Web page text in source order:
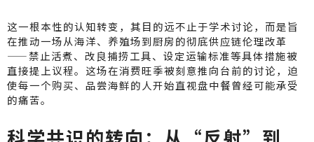
这一根本性的认知转变，其目的远不止于学术讨论，而是旨
在推动一场从海洋、养殖场到厨房的彻底供应链伦理改革
——禁止活煮、改良捕捞工具、设定运输标准等具体措施被
直接提上议程。这场在消费旺季被刻意推向台前的讨论，迫
使每一个购买、品尝海鲜的人开始直视盘中餐曾经可能承受
的痛苦。
科学共识的转向：从“反射”到